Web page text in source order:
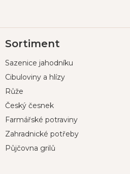
á
a
Sortiment
Sazenice jahodníku
Cibuloviny a hlízy
Růže
Český česnek
Farmářské potraviny
Zahradnické potřeby
Půjčovna grilů